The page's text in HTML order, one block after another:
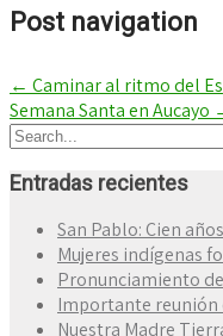
Post navigation
← Caminar al ritmo del
Semana Santa en Aucayo
Entradas recientes
San Pablo: Cien
Mujeres indígenas
Pronunciamiento
Importante reunión
Nuestra Madre